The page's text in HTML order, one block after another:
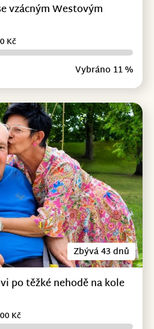
vzácným Westovým
Vybráno 11 %
Kč
Zbývá 43 dnů
po těžké nehodě na kole
Kč